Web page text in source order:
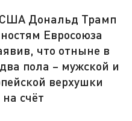
Дональд Трамп
Евросоюза
что отныне в
пола – мужской и
верхушки
счёт